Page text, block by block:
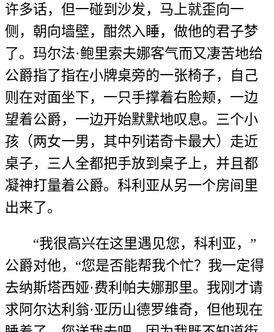
许多话，但一碰到沙发，马上就歪向一
侧，朝向墙壁，酣然入睡，做他的君子梦
了。玛尔法·鲍里索夫娜客气而又凄苦地给
公爵指了指在小牌桌旁的一张椅子，自己
则在对面坐下，一只手撑着右脸颊，一边
望着公爵，一边开始默默地叹息。三个小
孩（两女一男，其中列诺奇卡最大）走近
桌子，三人全都把手放到桌子上，并且都
凝神打量着公爵。科利亚从另一个房间里
出来了。
“我很高兴在这里遇见您，科利亚，”
公爵对他，“您是否能帮我个忙？我一定得
去纳斯塔西娅·费利帕夫娜那里。我刚才请
求阿尔达利翁·亚历山德罗维奇，但他现在